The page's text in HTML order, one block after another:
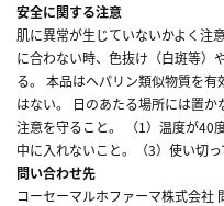
安全に関する注意
肌に異常が生じていないかよく注
に合わない時、色抜け（白斑等）
る。 本品はヘパリン類似物質を
はない。 日のあたる場所には置
注意を守ること。 （1）温度が40
中に入れないこと。（3）使い切っ
問い合わせ先
コーセーマルホファーマ株式会社